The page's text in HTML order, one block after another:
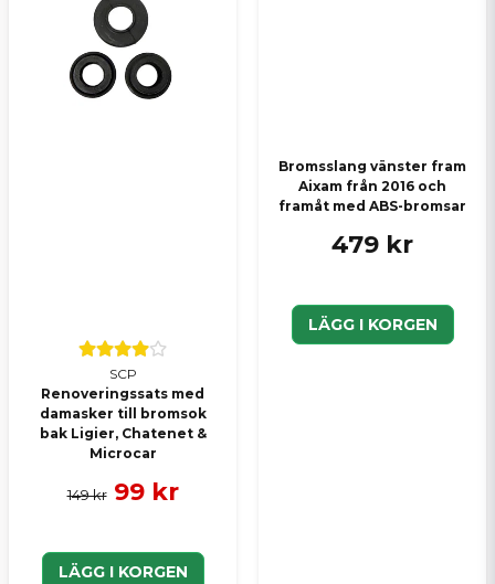
SCP
Renoveringssats med
damasker till bromsok
bak Ligier, Chatenet &
Microcar
149 kr 99 kr
LÄGG I KORGEN
Bromsslang vänster fram
Aixam från 2016 och
framåt med ABS-bromsar
479 kr
LÄGG I KORGEN